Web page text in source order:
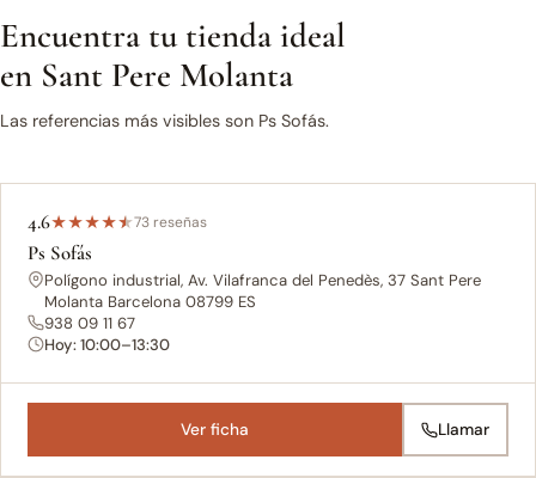
Encuentra tu tienda ideal
en Sant Pere Molanta
Las referencias más visibles son Ps Sofás.
4.6★★★★★73 reseñas
Ps Sofás
Polígono industrial, Av. Vilafranca del Penedès, 37 Sant Pere
Molanta Barcelona 08799 ES
938 09 11 67
Hoy: 10:00–13:30
Ver ficha Llamar